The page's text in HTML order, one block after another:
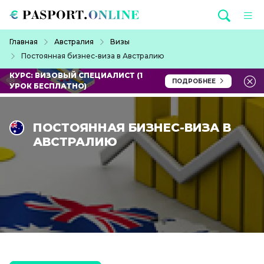
Главная Австралия
Визы
Постоянная бизнес-виза в Австралию
КУРС: ВИЗОВЫЙ СПЕЦИАЛИСТ (1
УРОК БЕСПЛАТНО)
ПОДРОБНЕЕ
ПОСТОЯННАЯ БИЗНЕС-ВИЗА В
АВСТРАЛИЮ